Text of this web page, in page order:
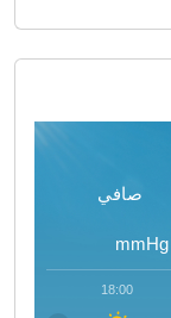
صافي
mmHg
18:00